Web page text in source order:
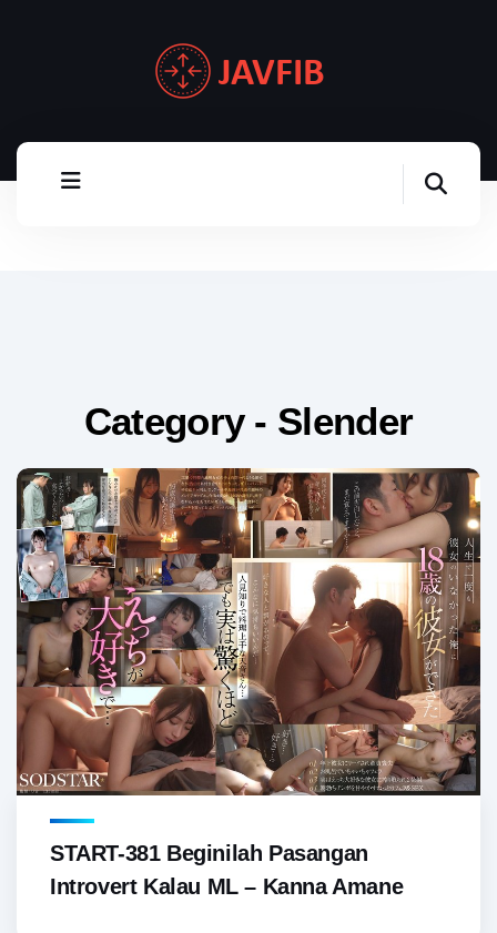
Category - Slender
START-381 Beginilah Pasangan
Introvert Kalau ML – Kanna Amane